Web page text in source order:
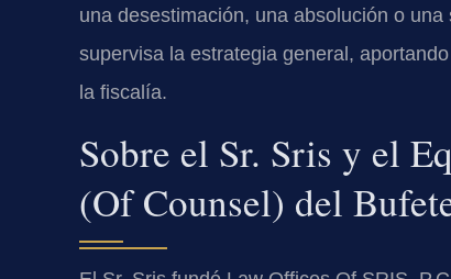
una desestimación, una absolución o
supervisa la estrategia general,
la fiscalía.
Sobre el Sr. Sris y el
(Of Counsel) del